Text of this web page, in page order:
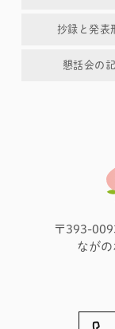
抄録と発表
懇話会の
〒393-
なが